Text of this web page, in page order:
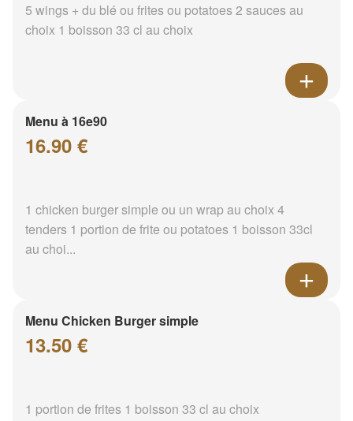
5 wings + du blé ou frites ou potatoes 2 sauces au
choix 1 boisson 33 cl au choix
Menu à 16e90
16.90 €
1 chicken burger simple ou un wrap au choix 4
tenders 1 portion de frite ou potatoes 1 boisson 33cl
au choi...
Menu Chicken Burger simple
13.50 €
1 portion de frites 1 boisson 33 cl au choix